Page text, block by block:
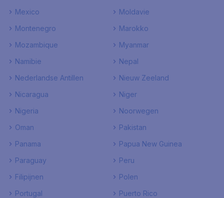
Mexico
Moldavie
Montenegro
Marokko
Mozambique
Myanmar
Namibie
Nepal
Nederlandse Antillen
Nieuw Zeeland
Nicaragua
Niger
Nigeria
Noorwegen
Oman
Pakistan
Panama
Papua New Guinea
Paraguay
Peru
Filipijnen
Polen
Portugal
Puerto Rico